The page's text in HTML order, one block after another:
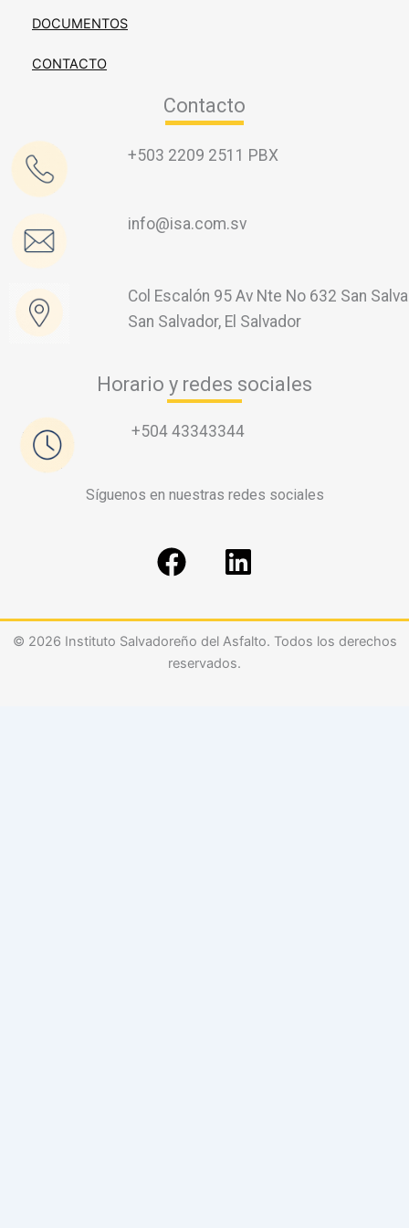
DOCUMENTOS
CONTACTO
Contacto
+503 2209 2511 PBX
info@isa.com.sv
Col Escalón 95 Av Nte No 632 San
San Salvador, El Salvador
Horario y redes sociales
+504 43343344
Síguenos en nuestras redes sociales
F
a
e
b
L
i
k
e
© 2026 Instituto Salvadoreño del Asfalto. Todos los derechos
reservados.